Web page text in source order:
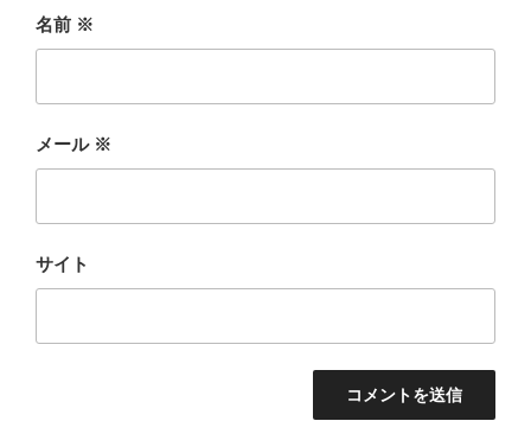
名前 ※
メール ※
サイト